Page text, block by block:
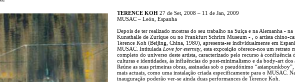
TERENCE KOH 27 de Set, 2008 – 11 de Jan, 2009
MUSAC – León, Espanha
Depois de ter realizado mostras do seu trabalho na Suiça e na Alemanha - na
Kunsthalle de Zurique ou no Frankfurt Schrirn Museum - , o artista chino-
Terence Koh (Beijing, China, 1980), apresenta-se individualmente em
MUSAC. Intitulada Love for eternity , esta exposição oferece-nos um retrato
completo do universo deste artista, caracterizado pelo recurso à confluência
culturas e identidades, às influências do post-minimalismo e da body-art dos
Reúne as suas primeiras obras, assinadas sob o pseudónimo “asianpunkboy”,
mais actuais, como uma instalação criada especificamente para o MUSAC.
inauguração poderão ver-se ainda duas performances de Terence Koh.